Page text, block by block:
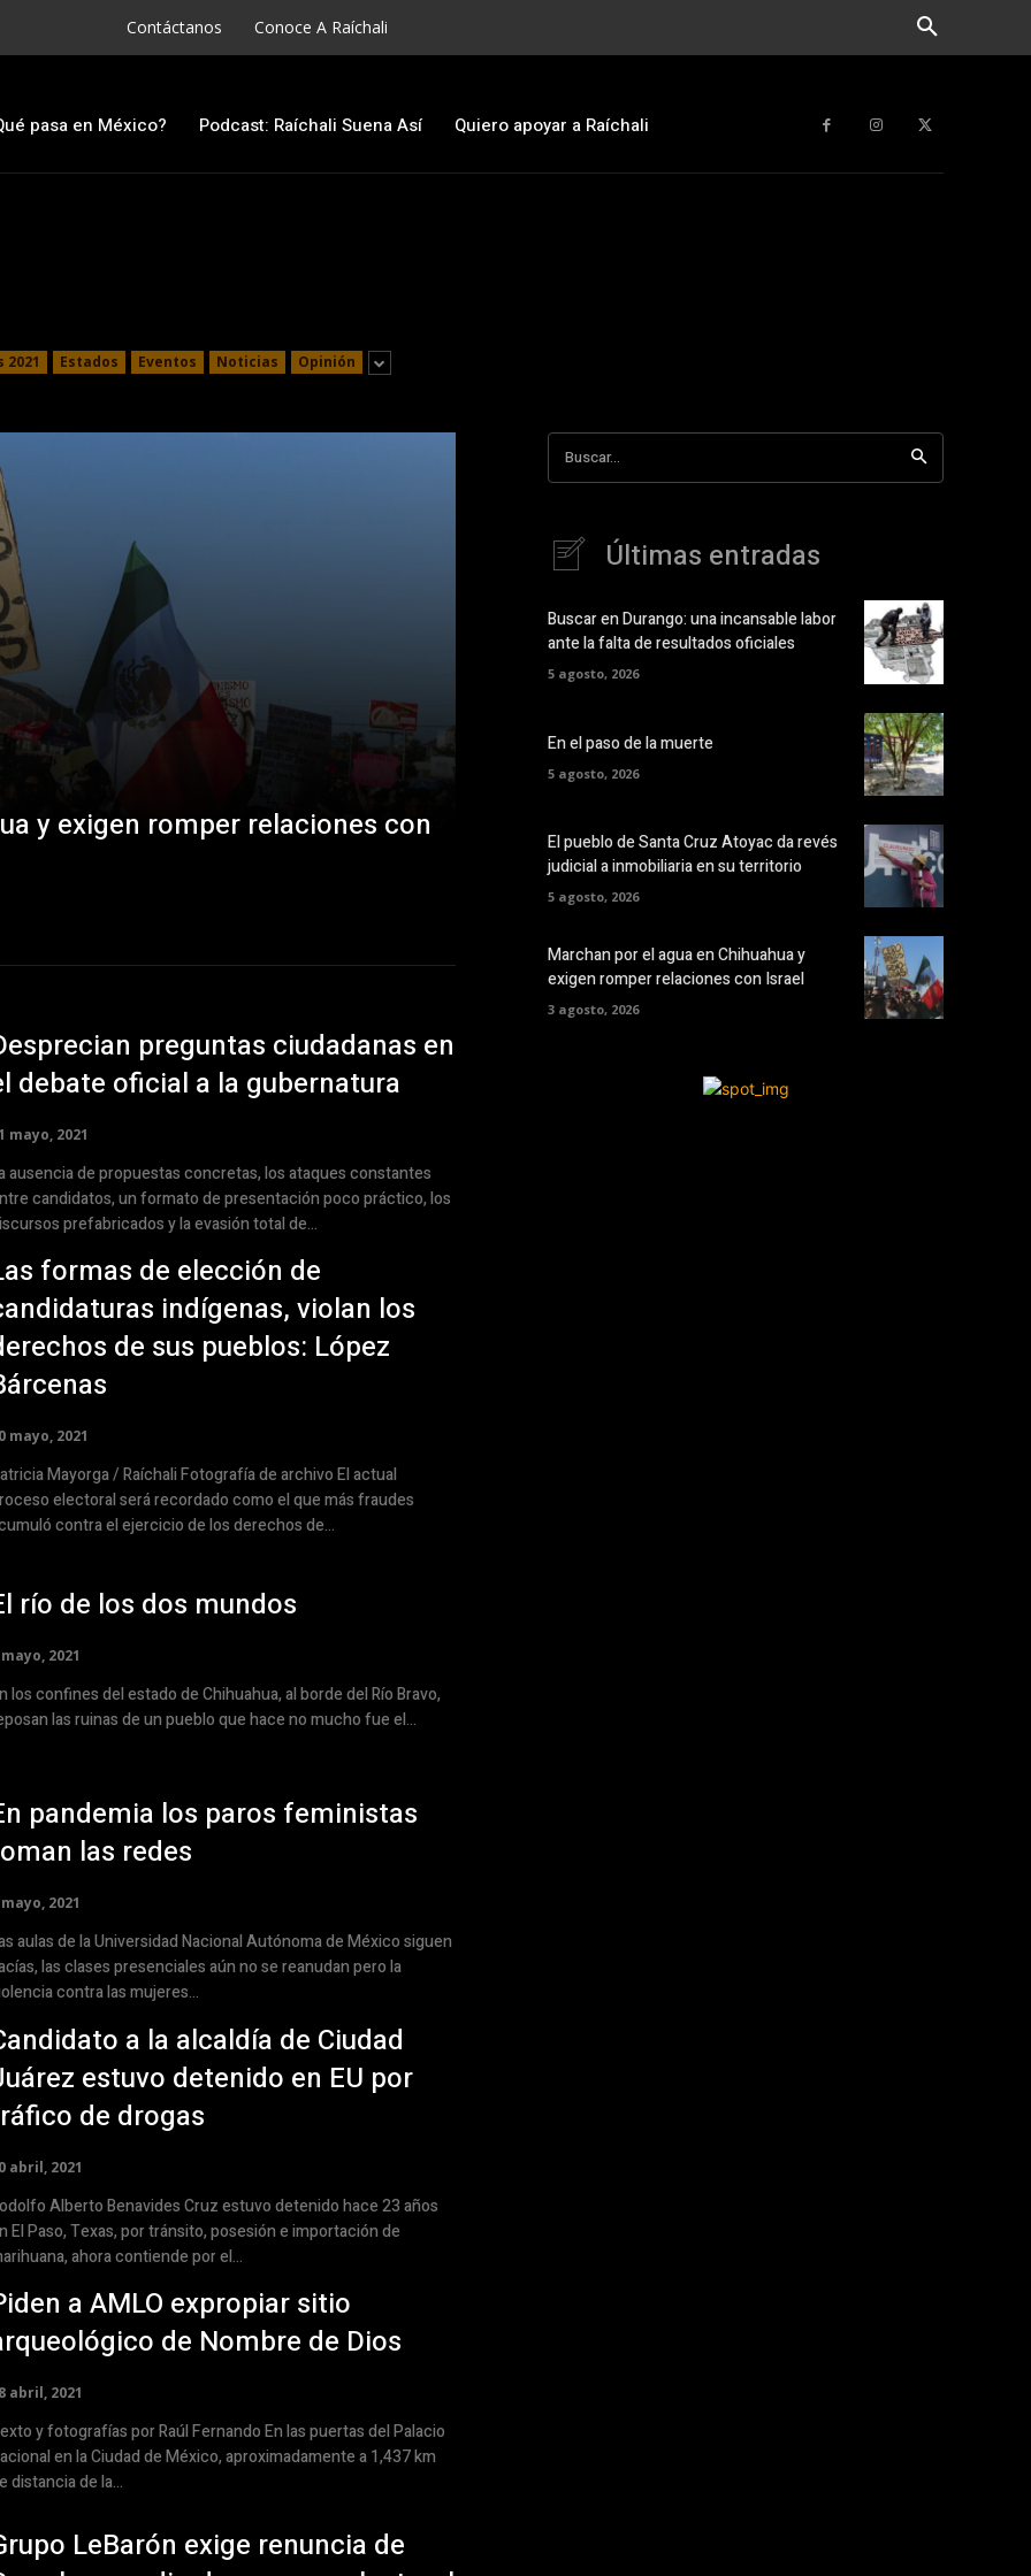
Contáctanos Conoce A Raíchali
pasa en México? Podcast: Raíchali Suena Así Quiero apoyar a Raíchali
2021 Estados Eventos Noticias Opinión
y exigen romper relaciones con
preguntas ciudadanas en
debate oficial a la gubernatura
mayo, 2021
ausencia de propuestas concretas, los ataques constantes
candidatos, un formato de presentación poco práctico, los
prefabricados y la evasión total de...
formas de elección de
indígenas, violan los
de sus pueblos: López
mayo, 2021
Mayorga / Raíchali Fotografía de archivo El actual
electoral será recordado como el que más fraudes
contra el ejercicio de los derechos de...
río de los dos mundos
2021
los confines del estado de Chihuahua, al borde del Río Bravo,
las ruinas de un pueblo que hace no mucho fue el...
pandemia los paros feministas
las redes
2021
aulas de la Universidad Nacional Autónoma de México siguen
las clases presenciales aún no se reanudan pero la
contra las mujeres...
a la alcaldía de Ciudad
estuvo detenido en EU por
de drogas
abril, 2021
Alberto Benavides Cruz estuvo detenido hace 23 años
El Paso, Texas, por tránsito, posesión e importación de
ahora contiende por el...
a AMLO expropiar sitio
de Nombre de Dios
abril, 2021
y fotografías por Raúl Fernando En las puertas del Palacio
en la Ciudad de México, aproximadamente a 1,437 km
distancia de la...
LeBarón exige renuncia de
Buscar...
Últimas entradas
Buscar en Durango: una incansable labor
ante la falta de resultados oficiales
5 agosto, 2026
En el paso de la muerte
5 agosto, 2026
El pueblo de Santa Cruz Atoyac da revés
judicial a inmobiliaria en su territorio
5 agosto, 2026
Marchan por el agua en Chihuahua y
exigen romper relaciones con Israel
3 agosto, 2026